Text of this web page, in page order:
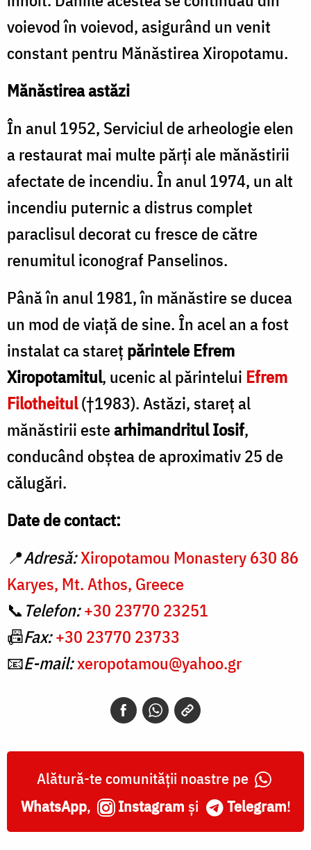
voievod în voievod, asigurând un venit
constant pentru Mănăstirea Xiropotamu.
Mănăstirea astăzi
În anul 1952, Serviciul de arheologie elen
a restaurat mai multe părţi ale mănăstirii
afectate de incendiu. În anul 1974, un alt
incendiu puternic a distrus complet
paraclisul decorat cu fresce de către
renumitul iconograf Panselinos.
Până în anul 1981, în mănăstire se ducea
un mod de viaţă de sine. În acel an a fost
instalat ca stareţ părintele Efrem
Xiropotamitul, ucenic al părintelui Efrem
Filotheitul(†1983). Astăzi, stareţ al
mănăstirii estearhimandritul Iosif,
conducând obştea de aproximativ 25 de
călugări.
Date de contact:
📍Adresă:Xiropotamou Monastery 630 86
Karyes, Mt. Athos, Greece
📞 Telefon:+30 23770 23251
📠Fax:+30 23770 23733
📧E-mail:xeropotamou@yahoo.gr
Alătură-te comunității noastre pe
WhatsApp, Instagram și Telegram!